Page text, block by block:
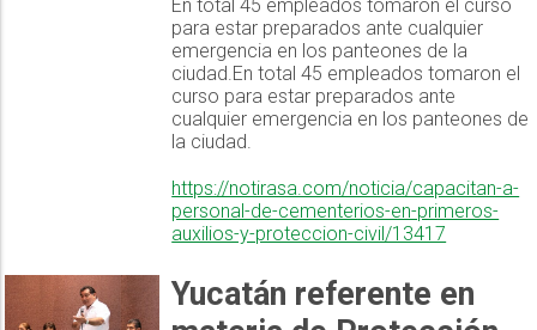
En total 45 empleados tomaron el curso
para estar preparados ante cualquier
emergencia en los panteones de la
ciudad.En total 45 empleados tomaron el
curso para estar preparados ante
cualquier emergencia en los panteones de
la ciudad.
https://notirasa.com/noticia/capacitan-a-
personal-de-cementerios-en-primeros-
auxilios-y-proteccion-civil/13417
Yucatán referente en